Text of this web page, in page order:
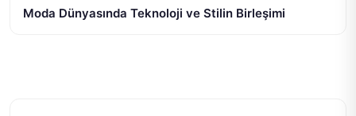
Moda Dünyasında Teknoloji ve Stilin Birleşimi